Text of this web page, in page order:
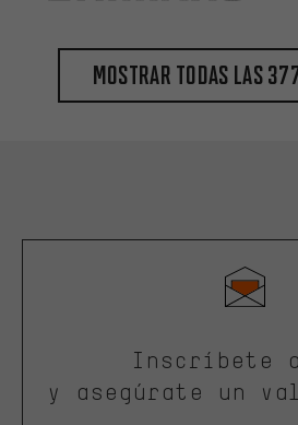
Mostrar todas las
Inscríbete
y asegúrate un